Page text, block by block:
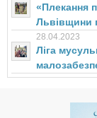
«Плекання
Львівщини
28.04.2023
Ліга